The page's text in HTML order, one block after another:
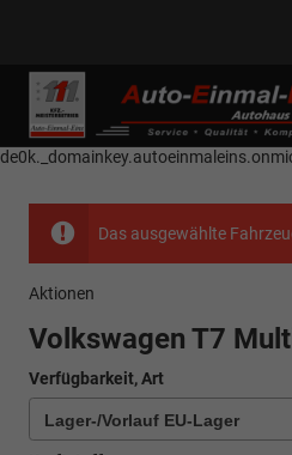
------------ Host Name :
selector1-aee-
Name : selector2._domainkey Points
Das ausgewählte
Aktionen
Volkswagen T7
Verfügbarkeit, Art